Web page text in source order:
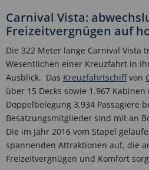
Carnival Vista:
Freizeitvergnügen auf
Die 322 Meter lange Carnival Vista
Wesentlichen einer Kreuzfahrt in
Ausblick. Das Kreuzfahrtschiffvon
über 15 Decks sowie 1.967
Doppelbelegung 3.934 Passagiere
Besatzungsmitglieder sind mit an
Die im Jahr 2016 vom Stapel
spannenden Attraktionen auf, die
Freizeitvergnügen und Komfort